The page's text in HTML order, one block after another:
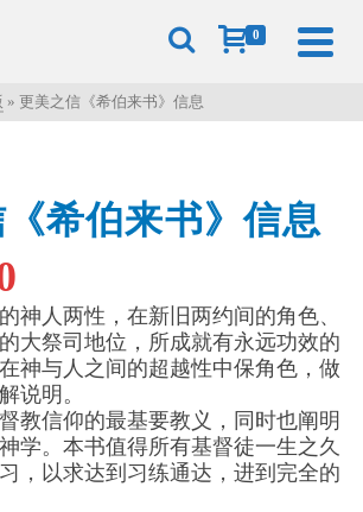
0
» 更美之信《希伯来书》信息
希伯来书》信息
神人两性，在新旧两约间的角色、
大祭司地位，所成就有永远功效的
神与人之间的超越性中保角色，做
说明。
教信仰的最基要教义，同时也阐明
学。本书值得所有基督徒一生之久
，以求达到习练通达，进到完全的